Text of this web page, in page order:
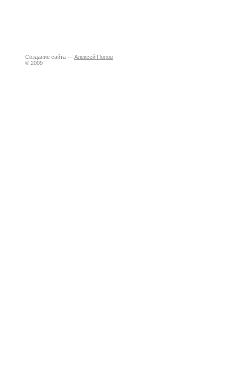
Создание сайта — Алексей Попов
© 2009